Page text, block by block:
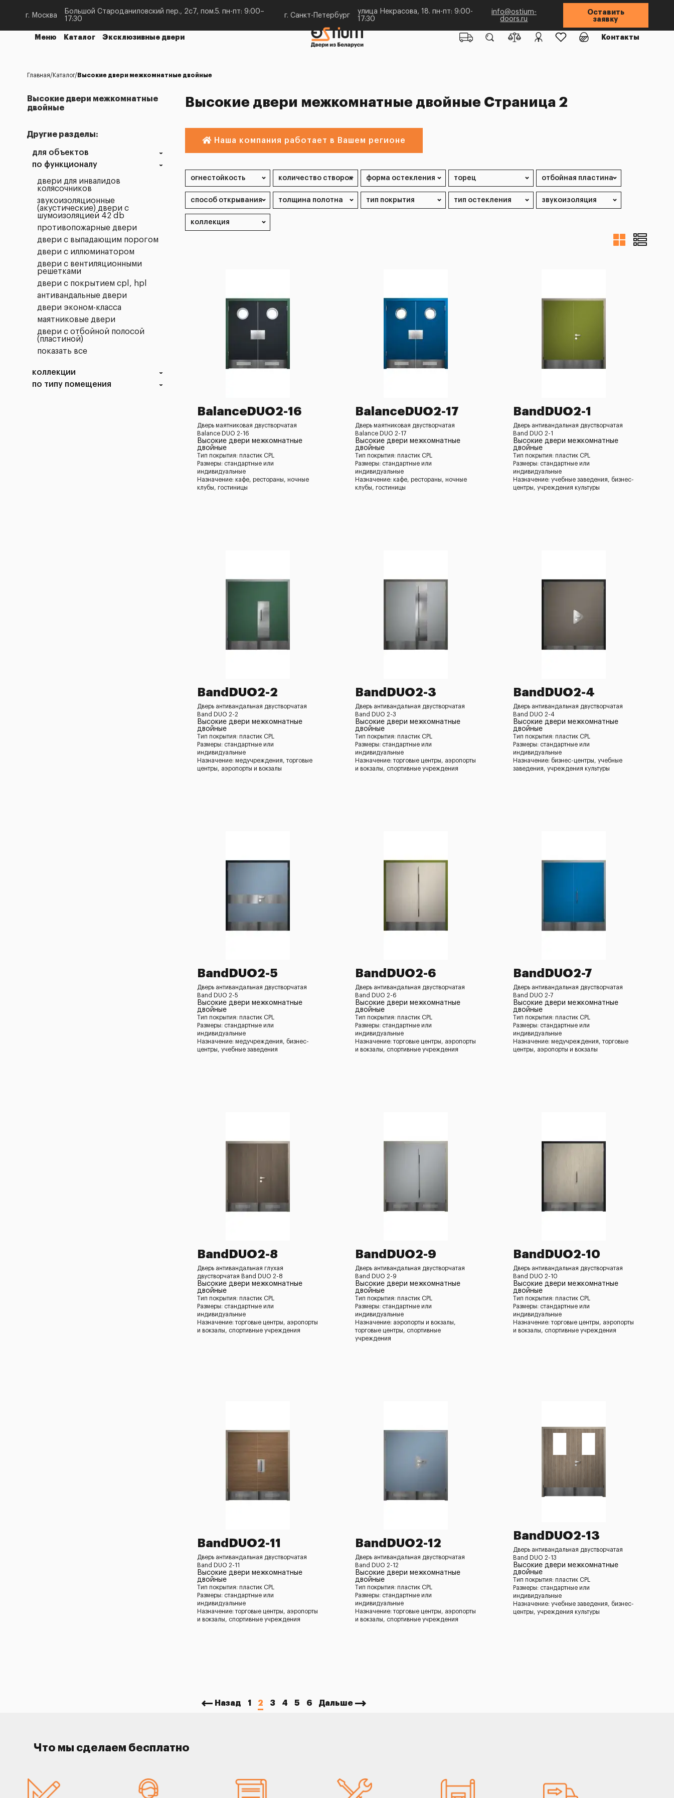
г. Москва
Большой Староданиловский пер., 2с7, пом.5. пн-пт: 9:00–
17:30
г. Санкт-Петербург
улица Некрасова, 18. пн-пт: 9:00-
17:30
info@ostium-
doors.ru
Оставить
заявку
Меню Каталог Эксклюзивные двери Контакты
Главная Каталог Высокие двери межкомнатные двойные
Высокие двери межкомнатные
двойные
Другие разделы:
для объектов
по функционалу
двери для инвалидов
колясочников
звукоизоляционные
(акустические) двери с
шумоизоляцией 42 db
противопожарные двери
двери с выпадающим порогом
двери с иллюминатором
двери с вентиляционными
решетками
двери с покрытием cpl, hpl
антивандальные двери
двери эконом-класса
маятниковые двери
двери с отбойной полосой
(пластиной)
показать все
коллекции
по типу помещения
Высокие двери межкомнатные двойные Страница 2
Наша компания работает в Вашем регионе
BalanceDUO2-16
Дверь маятниковая двустворчатая
Balance DUO 2-16
Высокие двери межкомнатные
двойные
Тип покрытия: пластик CPL
Размеры: стандартные или
индивидуальные
Назначение: кафе, рестораны, ночные
клубы, гостиницы
BalanceDUO2-17
Дверь маятниковая двустворчатая
Balance DUO 2-17
Высокие двери межкомнатные
двойные
Тип покрытия: пластик CPL
Размеры: стандартные или
индивидуальные
Назначение: кафе, рестораны, ночные
клубы, гостиницы
BandDUO2-1
Дверь антивандальная двустворчатая
Band DUO 2-1
Высокие двери межкомнатные
двойные
Тип покрытия: пластик CPL
Размеры: стандартные или
индивидуальные
Назначение: учебные заведения, бизнес-
центры, учреждения культуры
BandDUO2-2
Дверь антивандальная двустворчатая
Band DUO 2-2
Высокие двери межкомнатные
двойные
Тип покрытия: пластик CPL
Размеры: стандартные или
индивидуальные
Назначение: медучреждения, торговые
центры, аэропорты и вокзалы
BandDUO2-3
Дверь антивандальная двустворчатая
Band DUO 2-3
Высокие двери межкомнатные
двойные
Тип покрытия: пластик CPL
Размеры: стандартные или
индивидуальные
Назначение: торговые центры, аэропорты
и вокзалы, спортивные учреждения
BandDUO2-4
Дверь антивандальная двустворчатая
Band DUO 2-4
Высокие двери межкомнатные
двойные
Тип покрытия: пластик CPL
Размеры: стандартные или
индивидуальные
Назначение: бизнес-центры, учебные
заведения, учреждения культуры
BandDUO2-5
Дверь антивандальная двустворчатая
Band DUO 2-5
Высокие двери межкомнатные
двойные
Тип покрытия: пластик CPL
Размеры: стандартные или
индивидуальные
Назначение: медучреждения, бизнес-
центры, учебные заведения
BandDUO2-6
Дверь антивандальная двустворчатая
Band DUO 2-6
Высокие двери межкомнатные
двойные
Тип покрытия: пластик CPL
Размеры: стандартные или
индивидуальные
Назначение: торговые центры, аэропорты
и вокзалы, спортивные учреждения
BandDUO2-7
Дверь антивандальная двустворчатая
Band DUO 2-7
Высокие двери межкомнатные
двойные
Тип покрытия: пластик CPL
Размеры: стандартные или
индивидуальные
Назначение: медучреждения, торговые
центры, аэропорты и вокзалы
BandDUO2-8
Дверь антивандальная глухая
двустворчатая Band DUO 2-8
Высокие двери межкомнатные
двойные
Тип покрытия: пластик CPL
Размеры: стандартные или
индивидуальные
Назначение: торговые центры, аэропорты
и вокзалы, спортивные учреждения
BandDUO2-9
Дверь антивандальная двустворчатая
Band DUO 2-9
Высокие двери межкомнатные
двойные
Тип покрытия: пластик CPL
Размеры: стандартные или
индивидуальные
Назначение: аэропорты и вокзалы,
торговые центры, спортивные
учреждения
BandDUO2-10
Дверь антивандальная двустворчатая
Band DUO 2-10
Высокие двери межкомнатные
двойные
Тип покрытия: пластик CPL
Размеры: стандартные или
индивидуальные
Назначение: торговые центры, аэропорты
и вокзалы, спортивные учреждения
BandDUO2-11
Дверь антивандальная двустворчатая
Band DUO 2-11
Высокие двери межкомнатные
двойные
Тип покрытия: пластик CPL
Размеры: стандартные или
индивидуальные
Назначение: торговые центры, аэропорты
и вокзалы, спортивные учреждения
BandDUO2-12
Дверь антивандальная двустворчатая
Band DUO 2-12
Высокие двери межкомнатные
двойные
Тип покрытия: пластик CPL
Размеры: стандартные или
индивидуальные
Назначение: торговые центры, аэропорты
и вокзалы, спортивные учреждения
BandDUO2-13
Дверь антивандальная двустворчатая
Band DUO 2-13
Высокие двери межкомнатные
двойные
Тип покрытия: пластик CPL
Размеры: стандартные или
индивидуальные
Назначение: учебные заведения, бизнес-
центры, учреждения культуры
Назад 1 2 3 4 5 6 Дальше
Что мы сделаем бесплатно